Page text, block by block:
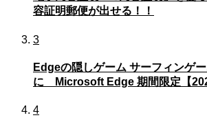
容証明郵便が出せる！！
3
Edgeの隠しゲーム サーフィンゲ
に Microsoft Edge 期間限定【
4